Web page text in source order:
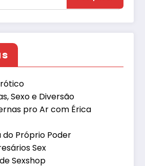
Sexo e Diversão
pro Ar com Érica
do Próprio Poder
Sex
Sexshop